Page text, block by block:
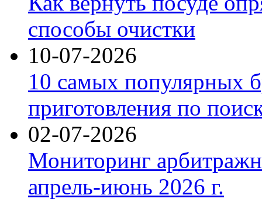
способы очистки
10-07-2026
10 самых популярных
приготовления по
02-07-2026
Мониторинг
апрель-июнь 2026 г.